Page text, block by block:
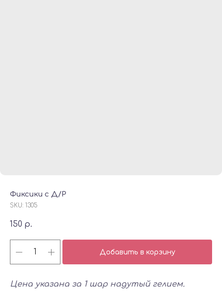
Фиксики с Д/Р
SKU: 1305
150 р.
Добавить в корзину
Цена указана за 1 шар надутый гелием.